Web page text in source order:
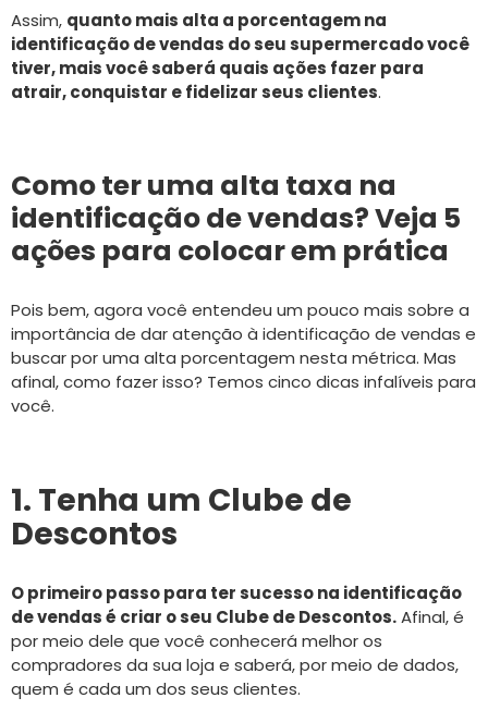
Assim, quanto mais alta a porcentagem na
identificação de vendas do seu supermercado você
tiver, mais você saberá quais ações fazer para
atrair, conquistar e fidelizar seus clientes.
Como ter uma alta taxa na
identificação de vendas? Veja 5
ações para colocar em prática
Pois bem, agora você entendeu um pouco mais sobre a
importância de dar atenção à identificação de vendas e
buscar por uma alta porcentagem nesta métrica. Mas
afinal, como fazer isso? Temos cinco dicas infalíveis para
você.
1. Tenha um Clube de
Descontos
O primeiro passo para ter sucesso na identificação
de vendas é criar o seu Clube de Descontos.Afinal, é
por meio dele que você conhecerá melhor os
compradores da sua loja e saberá, por meio de dados,
quem é cada um dos seus clientes.